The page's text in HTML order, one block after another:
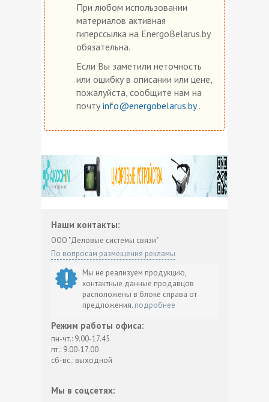
При любом использовании
материалов активная
гиперссылка на EnergoBelarus.by
обязательна.
Если Вы заметили неточность
или ошибку в описании или цене,
пожалуйста, сообщите нам на
почту info@energobelarus.by.
Наши контакты:
ООО "Деловые системы связи"
По вопросам размещения рекламы
Мы не реализуем продукцию,
контактные данные продавцов
расположены в блоке справа от
предложения. подробнее
Режим работы офиса:
пн-чт.: 9.00-17.45
пт.: 9.00-17.00
сб-вс.: выходной
Мы в соцсетях: